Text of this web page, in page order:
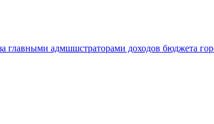
адмшшстраторами доходов бюджета